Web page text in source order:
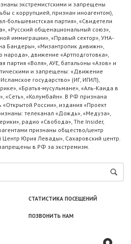
экстремистскими и запрещены
с коррупцией, признан иноагентом),
большевистская партия», «Свидетели
«Русский общенациональный союз»,
иммиграции», «Правый сектор», УНА-
Бандеры», «Мизантропик дивижн»,
народа», движение «Артподготовка»,
партия «Воля», АУЕ, батальоны «Азов» и
и запрещены: «Движение
государство» (ИГ, ИГИЛ),
«Братья-мусульмане», «Аль-Каида в
«Сеть», «Колумбайн». В РФ признана
России», издания «Проект
телеканал «Дождь», «Медуза»,
радио «Свобода», The Insider,
признаны общество/центр
Центр Юрия Левады», Сахаровский центр.
в РФ за экстремизм.
СТАТИСТИКА ПОСЕЩЕНИЙ
ПОЗВОНИТЬ НАМ